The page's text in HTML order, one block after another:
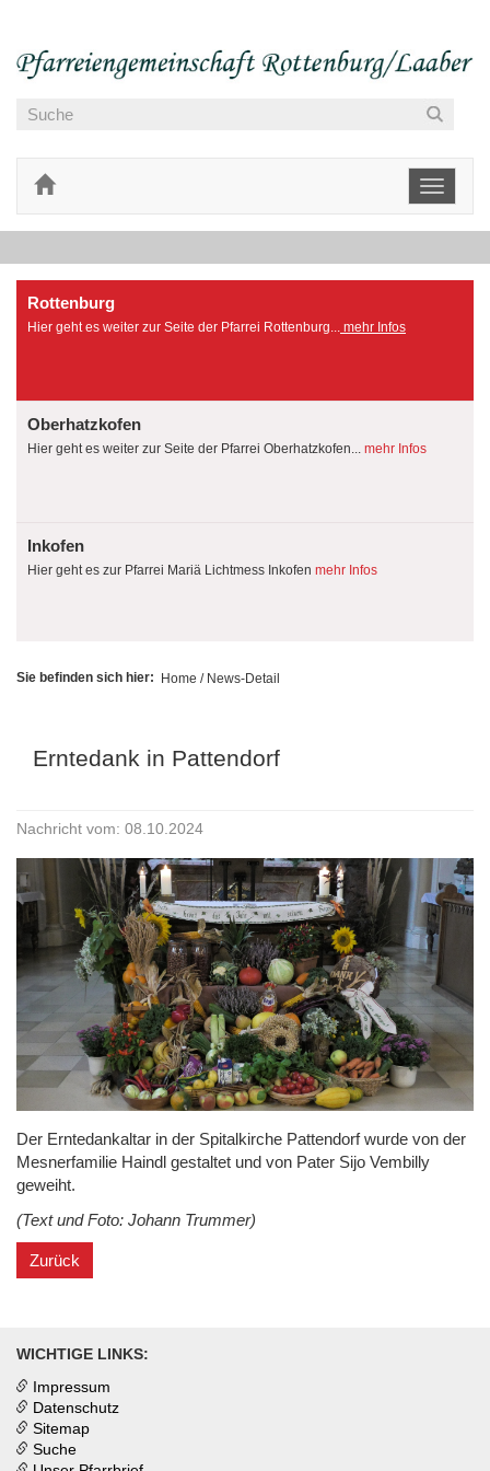
Toggle
Rottenburg
Hier geht es weiter zur Seite der Pfarrei Rottenburg... mehr Infos
Oberhatzkofen
Hier geht es weiter zur Seite der Pfarrei Oberhatzkofen... mehr Infos
Inkofen
Hier geht es zur Pfarrei Mariä Lichtmess Inkofen mehr Infos
Sie befinden sich hier: Home / News-Detail
Erntedank in Pattendorf
Nachricht vom: 08.10.2024
Der Erntedankaltar in der Spitalkirche Pattendorf wurde von der
Mesnerfamilie Haindl gestaltet und von Pater Sijo Vembilly
geweiht.
(Text und Foto: Johann Trummer)
Zurück
WICHTIGE LINKS:
Impressum
Datenschutz
Sitemap
Suche